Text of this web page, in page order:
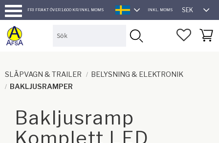
Meny
FRI FRAKT ÖVER 1.600 KR/INKL MOMS
SVENSKA
INKL. MOMS SEK
SLÄPVAGN & TRAILER
BELYSNING & ELEKTRONIK
BAKLJUSRAMPER
Bakljusramp
Komplett LED